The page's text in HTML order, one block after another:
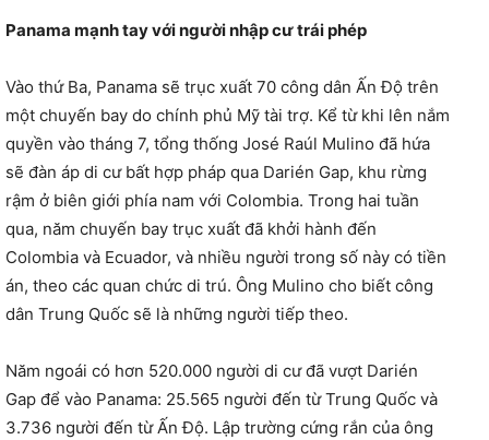
Panama mạnh tay với người nhập cư trái phép
Vào thứ Ba, Panama sẽ trục xuất 70 công dân Ấn Độ trên
một chuyến bay do chính phủ Mỹ tài trợ. Kể từ khi lên nắm
quyền vào tháng 7, tổng thống José Raúl Mulino đã hứa
sẽ đàn áp di cư bất hợp pháp qua Darién Gap, khu rừng
rậm ở biên giới phía nam với Colombia. Trong hai tuần
qua, năm chuyến bay trục xuất đã khởi hành đến
Colombia và Ecuador, và nhiều người trong số này có tiền
án, theo các quan chức di trú. Ông Mulino cho biết công
dân Trung Quốc sẽ là những người tiếp theo.
Năm ngoái có hơn 520.000 người di cư đã vượt Darién
Gap để vào Panama: 25.565 người đến từ Trung Quốc và
3.736 người đến từ Ấn Độ. Lập trường cứng rắn của ông